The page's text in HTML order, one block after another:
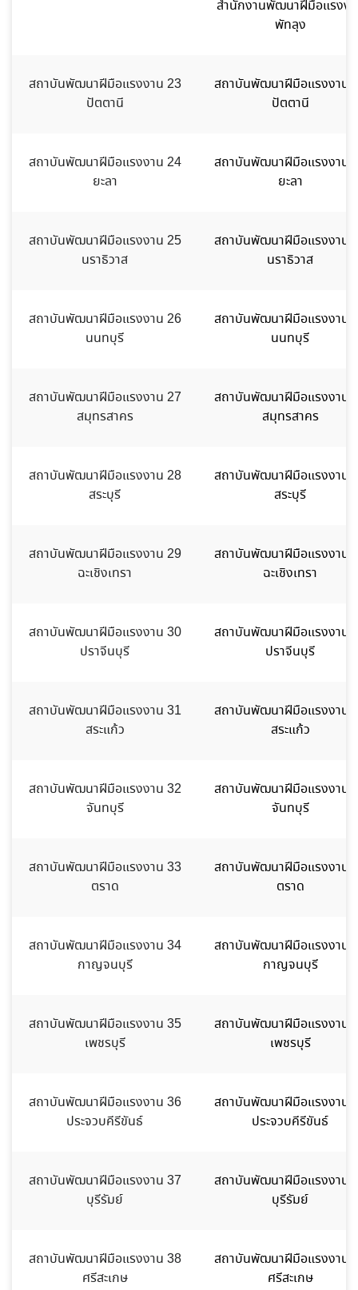
สำนักงานพัฒนาฝีมือแรงง
พัทลุง
สถาบันพัฒนาฝีมือแรงงาน 23
ปัตตานี
สถาบันพัฒนาฝีมือแรงงาน
ปัตตานี
สถาบันพัฒนาฝีมือแรงงาน 24
ยะลา
สถาบันพัฒนาฝีมือแรงงาน
ยะลา
สถาบันพัฒนาฝีมือแรงงาน 25
นราธิวาส
สถาบันพัฒนาฝีมือแรงงาน
นราธิวาส
สถาบันพัฒนาฝีมือแรงงาน 26
นนทบุรี
สถาบันพัฒนาฝีมือแรงงาน
นนทบุรี
สถาบันพัฒนาฝีมือแรงงาน 27
สมุทรสาคร
สถาบันพัฒนาฝีมือแรงงาน
สมุทรสาคร
สถาบันพัฒนาฝีมือแรงงาน 28
สระบุรี
สถาบันพัฒนาฝีมือแรงงาน
สระบุรี
สถาบันพัฒนาฝีมือแรงงาน 29
ฉะเชิงเทรา
สถาบันพัฒนาฝีมือแรงงาน
ฉะเชิงเทรา
สถาบันพัฒนาฝีมือแรงงาน 30
ปราจีนบุรี
สถาบันพัฒนาฝีมือแรงงาน
ปราจีนบุรี
สถาบันพัฒนาฝีมือแรงงาน 31
สระแก้ว
สถาบันพัฒนาฝีมือแรงงาน
สระแก้ว
สถาบันพัฒนาฝีมือแรงงาน 32
จันทบุรี
สถาบันพัฒนาฝีมือแรงงาน
จันทบุรี
สถาบันพัฒนาฝีมือแรงงาน 33
ตราด
สถาบันพัฒนาฝีมือแรงงาน
ตราด
สถาบันพัฒนาฝีมือแรงงาน 34
กาญจนบุรี
สถาบันพัฒนาฝีมือแรงงาน
กาญจนบุรี
สถาบันพัฒนาฝีมือแรงงาน 35
เพชรบุรี
สถาบันพัฒนาฝีมือแรงงาน
เพชรบุรี
สถาบันพัฒนาฝีมือแรงงาน 36
ประจวบคีรีขันธ์
สถาบันพัฒนาฝีมือแรงงาน
ประจวบคีรีขันธ์
สถาบันพัฒนาฝีมือแรงงาน 37
บุรีรัมย์
สถาบันพัฒนาฝีมือแรงงาน
บุรีรัมย์
สถาบันพัฒนาฝีมือแรงงาน 38
ศรีสะเกษ
สถาบันพัฒนาฝีมือแรงงาน
ศรีสะเกษ